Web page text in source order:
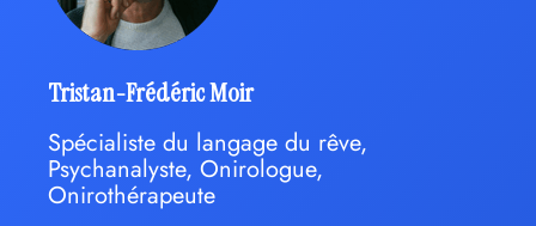
Tristan-Frédéric Moir
Spécialiste du langage du rêve,
Psychanalyste, Onirologue,
Onirothérapeute